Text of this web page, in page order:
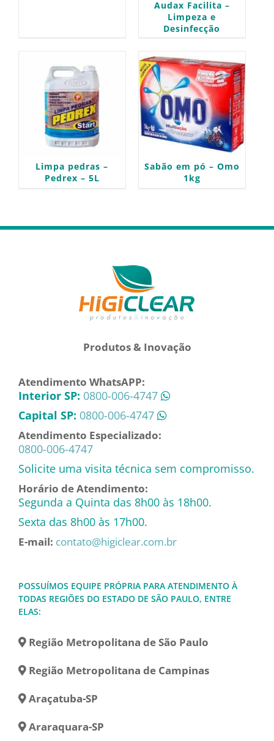
Audax Facilita –
Limpeza e
Desinfecção
Limpa pedras –
Pedrex – 5L
Sabão em pó – Omo
1kg
Produtos & Inovação
Atendimento WhatsAPP:
Interior SP: 0800-006-4747
Capital SP: 0800-006-4747
Atendimento Especializado:
0800-006-4747
Solicite uma visita técnica sem compromisso.
Horário de Atendimento:
Segunda a Quinta das 8h00 às 18h00.
Sexta das 8h00 às 17h00.
E-mail: contato@higiclear.com.br
POSSUÍMOS EQUIPE PRÓPRIA PARA ATENDIMENTO À
TODAS REGIÕES DO ESTADO DE SÃO PAULO, ENTRE
ELAS:
Região Metropolitana de São Paulo
Região Metropolitana de Campinas
Araçatuba-SP
Araraquara-SP